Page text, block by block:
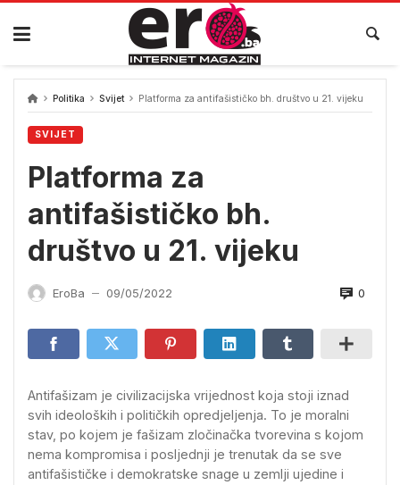
Skip
content
Politika Svijet Platforma za antifašističko bh. društvo u 21. vijeku
SVIJET
Platforma za
antifašističko bh.
društvo u 21. vijeku
EroBa — 09/05/2022 0
Antifašizam je civilizacijska vrijednost koja stoji iznad
svih ideoloških i političkih opredjeljenja. To je moralni
stav, po kojem je fašizam zločinačka tvorevina s kojom
nema kompromisa i posljednji je trenutak da se sve
antifašističke i demokratske snage u zemlji ujedine i